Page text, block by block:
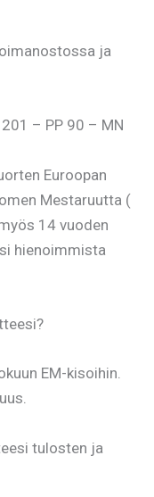
ja
– PP 90 – MN
Euroopan
Mestaruutta (
14 vuoden
hienoimmista
EM-kisoihin.
tulosten ja